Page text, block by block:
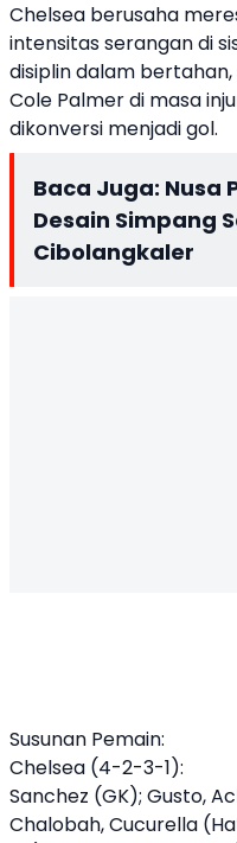
Chelsea berusaha
intensitas serangan di
disiplin dalam
Cole Palmer di masa
dikonversi menjadi gol.
Baca Juga: Nusa
Desain Simpang
Cibolangkaler
Susunan Pemain:
Chelsea (4-2-3-1):
Sanchez (GK); Gusto,
Chalobah, Cucurella